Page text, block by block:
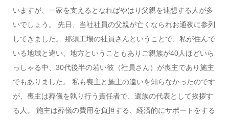
いますが、一家を支えるとなればやはり父親を連想する人が多
いでしょう。 先日、当社社員の父親が亡くなられお通夜に参列
してきました。 那須工場の社員さんということで、私が住んで
いる地域と違い、地方ということもありご親族が40人ほどいら
っしゃる中、30代後半の若い彼（社員さん）が喪主であり施主
でもありました。 私も喪主と施主の違いを知らなかったのです
が、喪主は葬儀を執り行う責任者で、遺族の代表として挨拶す
る人。 施主は葬儀の費用を負担する、経済的にサポートをする